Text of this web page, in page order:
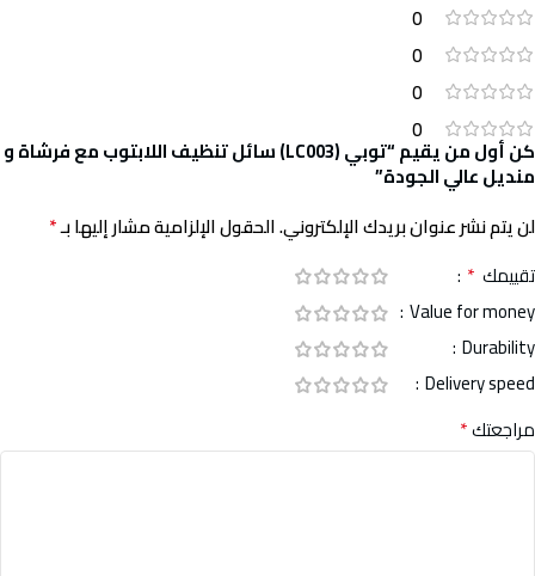
0
0
0
0
كن أول من يقيم “توبي (LC003) سائل تنظيف اللابتوب مع فرشاة و
منديل عالي الجودة”
لن يتم نشر عنوان بريدك الإلكتروني.الحقول الإلزامية مشار إليها بـ*
تقييمك *
Value for money
Durability
Delivery speed
مراجعتك*